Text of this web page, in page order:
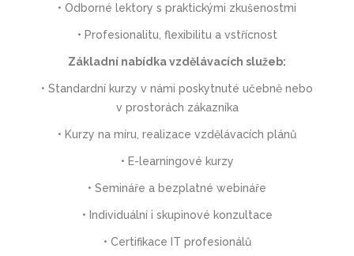
• Odborné lektory s praktickými zkušenostmi
• Profesionalitu, flexibilitu a vstřícnost
Základní nabídka vzdělávacích služeb:
• Standardní kurzy v námi poskytnuté učebně nebo
v prostorách zákazníka
• Kurzy na míru, realizace vzdělávacích plánů
• E-learningové kurzy
• Semináře a bezplatné webináře
• Individuální i skupinové konzultace
• Certifikace IT profesionálů